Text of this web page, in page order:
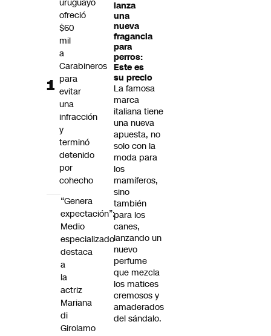
CNN tiempo
lanza
una
nueva
fragancia
para
perros:
Este es
su precio
La famosa
marca
italiana tiene
una nueva
apuesta, no
solo con la
moda para
los
mamíferos,
sino
también
para los
canes,
lanzando un
nuevo
perfume
que mezcla
los matices
cremosos y
amaderados
del sándalo.
uruguayo
ofreció
$60
mil
a
Carabineros
para
evitar
una
infracción
y
terminó
detenido
por
cohecho
“Genera
expectación”:
Medio
especializado
destaca
a
la
actriz
Mariana
di
Girolamo